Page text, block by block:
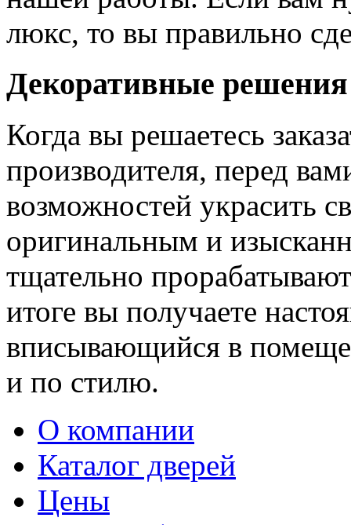
люкс, то вы правильно
Декоративные решения
Когда вы решаетесь
производителя, перед
возможностей украсить
оригинальным и
тщательно
итоге вы получаете
вписывающийся в
и по стилю.
О компании
Каталог дверей
Цены